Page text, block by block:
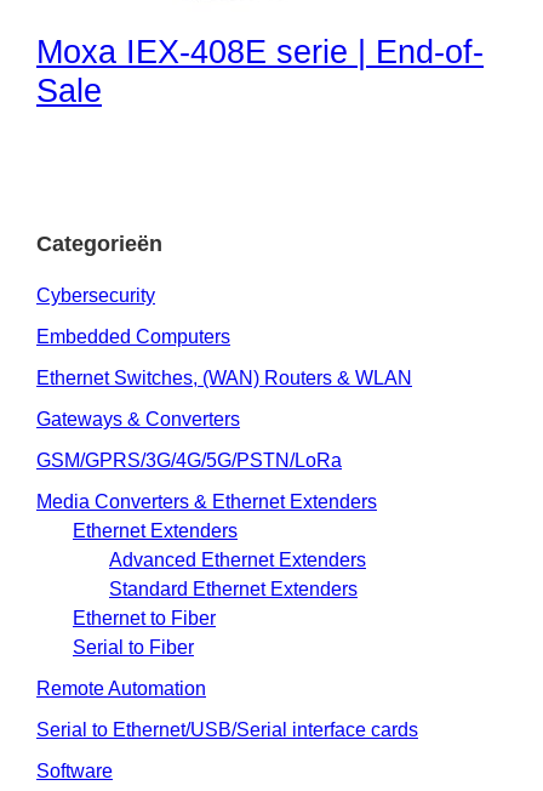
Moxa IEX-408E serie | End-of-
Sale
Categorieën
Cybersecurity
Embedded Computers
Ethernet Switches, (WAN) Routers & WLAN
Gateways & Converters
GSM/GPRS/3G/4G/5G/PSTN/LoRa
Media Converters & Ethernet Extenders
Ethernet Extenders
Advanced Ethernet Extenders
Standard Ethernet Extenders
Ethernet to Fiber
Serial to Fiber
Remote Automation
Serial to Ethernet/USB/Serial interface cards
Software